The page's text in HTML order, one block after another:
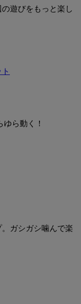
遊びをもっと楽し
ら動く！
ガシガシ噛んで楽